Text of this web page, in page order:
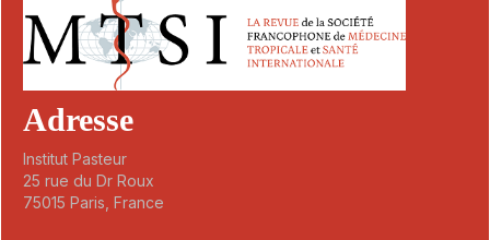
Adresse
Institut Pasteur
25 rue du Dr Roux
75015 Paris, France